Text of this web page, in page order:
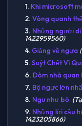
1. Khi microsoft
2. Vòng quanh
3. Những người
1422959560)
4. Giảng về ngựa
5. Suýt Chết Vì
6. Dòm nhà quan
7. Bộ ngực lớn
8. Ngu như bò
9. Những lời cầu
1423205866)